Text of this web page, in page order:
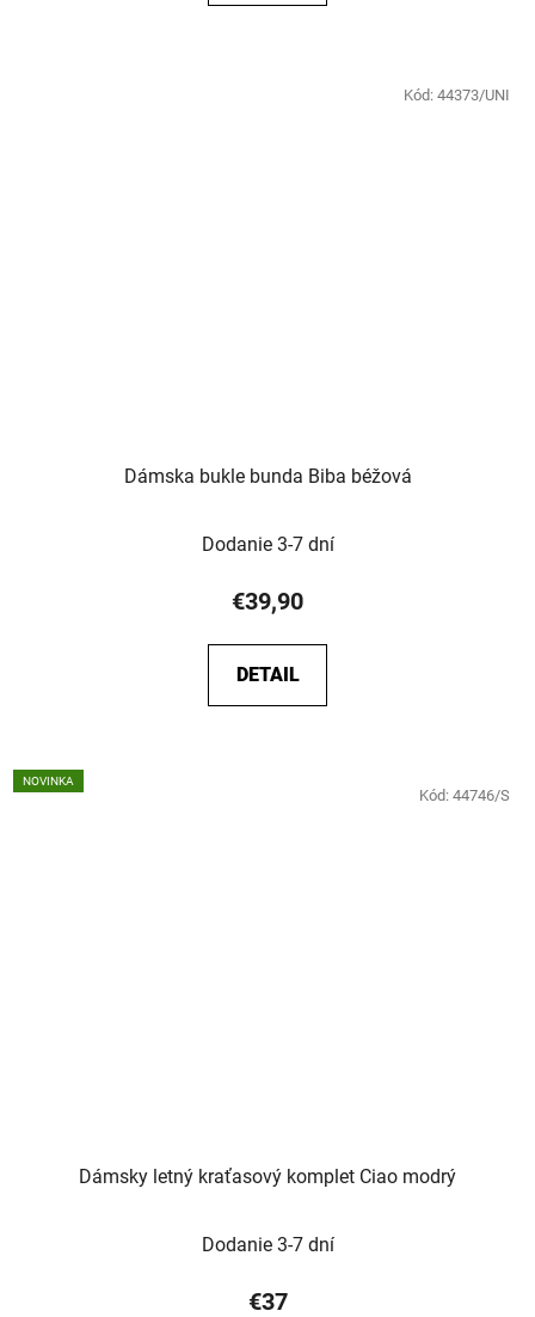
Dámska bukle bunda Biba béžová
Dodanie 3-7 dní
€39,90
DETAIL
Kód: 44373/UNI
NOVINKA
Dámsky letný kraťasový komplet Ciao modrý
Dodanie 3-7 dní
€37
Kód: 44746/S